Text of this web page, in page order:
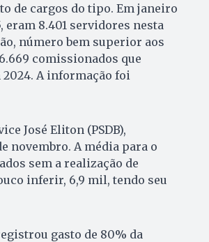
de cargos do tipo. Em janeiro
eram 8.401 servidores nesta
número bem superior aos
comissionados que
A informação foi
José Eliton (PSDB),
novembro. A média para o
sem a realização de
inferir, 6,9 mil, tendo seu
gasto de 80% da